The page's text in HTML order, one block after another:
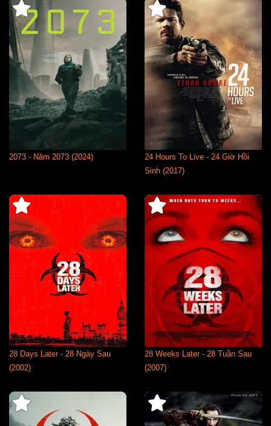
2073 - Năm 2073 (2024)
24 Hours To Live - 24 Giờ Hồi
Sinh (2017)
28 Days Later - 28 Ngày Sau
(2002)
28 Weeks Later - 28 Tuần Sau
(2007)